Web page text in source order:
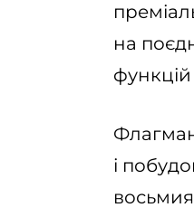
на
функцій
і